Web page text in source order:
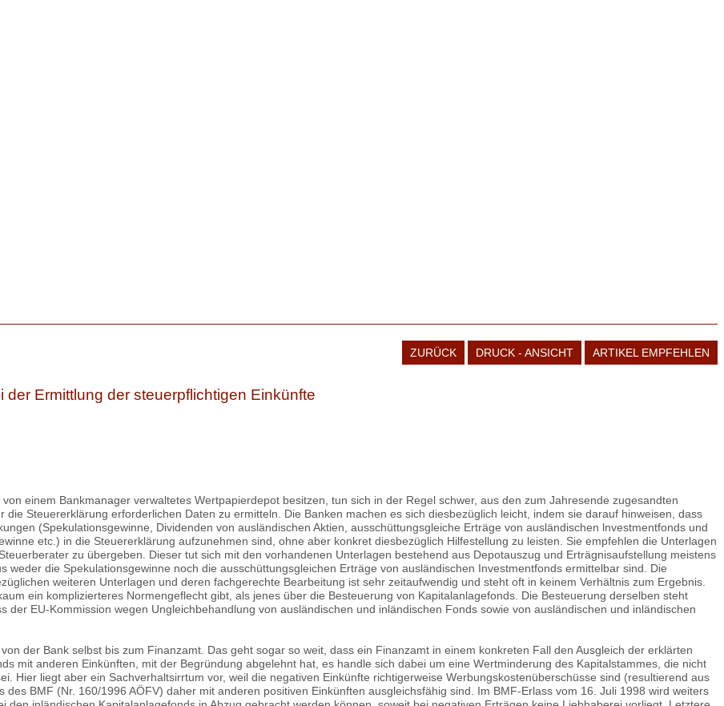
ZURÜCK DRUCK - ANSICHT ARTIKEL EMPFEHLEN
Ermittlung der steuerpflichtigen Einkünfte
einem Bankmanager verwaltetes Wertpapierdepot besitzen, tun sich in der Regel schwer, aus den zum Jahresende zugesandten
die Steuererklärung erforderlichen Daten zu ermitteln. Die Banken machen es sich diesbezüglich leicht, indem sie darauf hinweisen, dass
(Spekulationsgewinne, Dividenden von ausländischen Aktien, ausschüttungsgleiche Erträge von ausländischen lnvestmentfonds und
etc.) in die Steuererklärung aufzunehmen sind, ohne aber konkret diesbezüglich Hilfestellung zu leisten. Sie empfehlen die Unterlagen
zu übergeben. Dieser tut sich mit den vorhandenen Unterlagen bestehend aus Depotauszug und Erträgnisaufstellung meistens
weder die Spekulationsgewinne noch die ausschüttungsgleichen Erträge von ausländischen Investmentfonds ermittelbar sind. Die
weiteren Unterlagen und deren fachgerechte Bearbeitung ist sehr zeitaufwendig und steht oft in keinem Verhältnis zum Ergebnis.
ein komplizierteres Normengeflecht gibt, als jenes über die Besteuerung von Kapitalanlagefonds. Die Besteuerung derselben steht
der EU-Kommission wegen Ungleichbehandlung von ausländischen und inländischen Fonds sowie von ausländischen und inländischen
der Bank selbst bis zum Finanzamt. Das geht sogar so weit, dass ein Finanzamt in einem konkreten Fall den Ausgleich der erklärten
mit anderen Einkünften, mit der Begründung abgelehnt hat, es handle sich dabei um eine Wertminderung des Kapitalstammes, die nicht
Hier liegt aber ein Sachverhaltsirrtum vor, weil die negativen Einkünfte richtigerweise Werbungskostenüberschüsse sind (resultierend aus
BMF (Nr. 160/1996 AÖFV) daher mit anderen positiven Einkünften ausgleichsfähig sind. Im BMF-Erlass vom 16. Juli 1998 wird weiters